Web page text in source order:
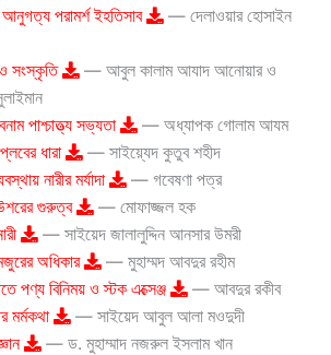
পরামর্শ ইহতিসাব
— দেলাওয়ার হোসাইন
সংস্কৃতি
— আবুল কালাম আযাদ আনোয়ার ও
পাশ্চাত্ত্য সভ্যতা
— অধ্যাপক গোলাম আযম
ধারা
— সাইয়্যেদ কুতুব শহীদ
নারীর মর্যাদা
— গবেষণা পত্র
গুরুত্ব
— মোফাজ্জল হক
— সাইয়েদ জালালুদ্দিন আনসার উমরী
অধিকার
— মুহাম্মদ আবদুর রহীম
পণ্য বিনিময় ও স্টক এক্সেঞ্জ
— আবদুর রকীব
মর্মকথা
— সাইয়েদ আবুল আলা মওদুদী
— ড. মুহাম্মাদ নজরুল ইসলাম খান